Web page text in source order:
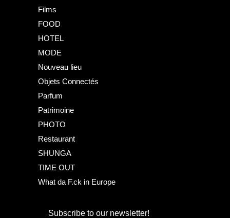
Films
FOOD
HOTEL
MODE
Nouveau lieu
Objets Connectés
Parfum
Patrimoine
PHOTO
Restaurant
SHUNGA
TIME OUT
What da F.ck in Europe
Subscribe to our newsletter!